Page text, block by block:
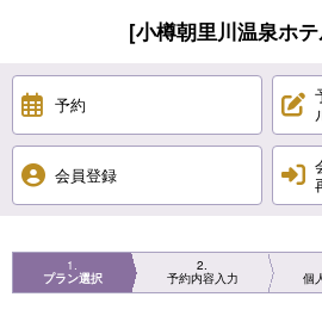
[小樽朝里川温泉ホ
予約
会員登録
1
プラン選択
2
予約内容入力 個